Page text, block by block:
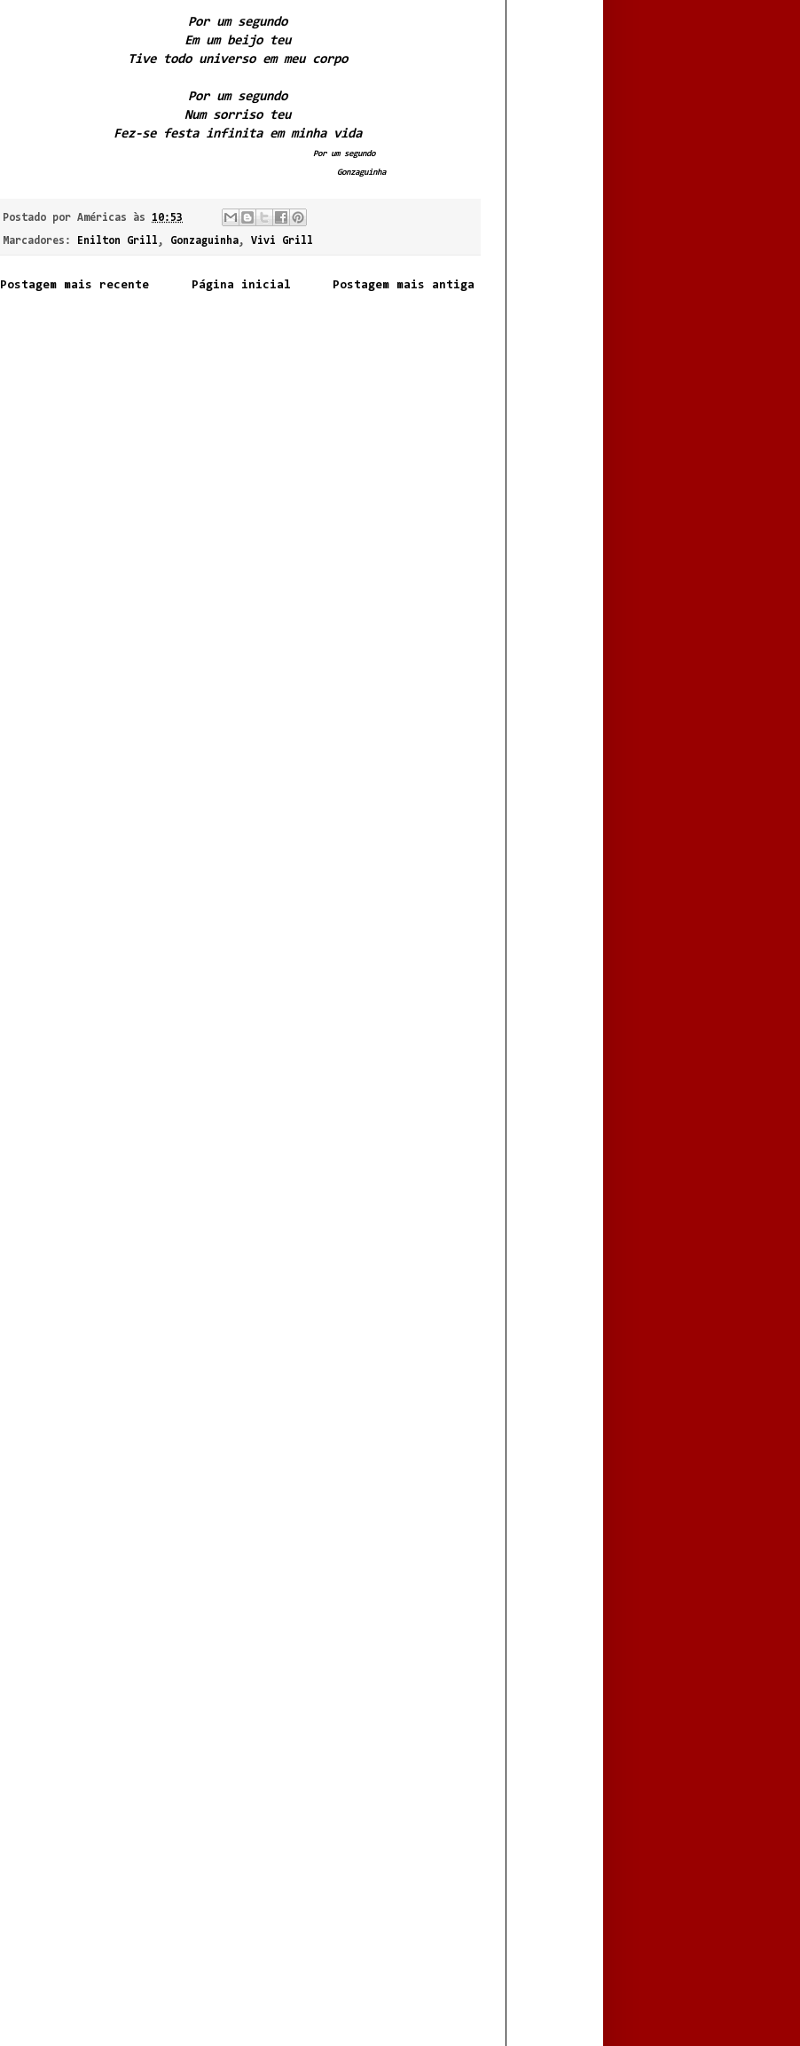
Por um segundo
Em um beijo teu
Tive todo universo em meu corpo
Por um segundo
Num sorriso teu
Fez-se festa infinita em minha vida
Por um segundo
Gonzaguinha
Postado por Américas às 10:53
Marcadores: Enilton Grill , Gonzaguinha, Vivi Grill
Postagem mais recente Postagem mais antiga
Página inicial